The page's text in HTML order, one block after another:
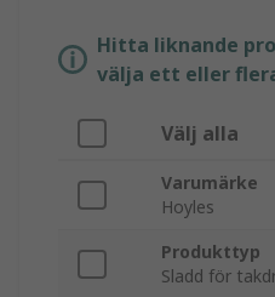
Hitta liknande
välja ett eller
Välj alla
Varumärke
Hoyles
Produkttyp
Sladd för